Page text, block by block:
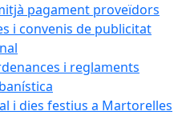
pagament proveïdors
i convenis de publicitat
i reglaments
i dies festius a Martorelles